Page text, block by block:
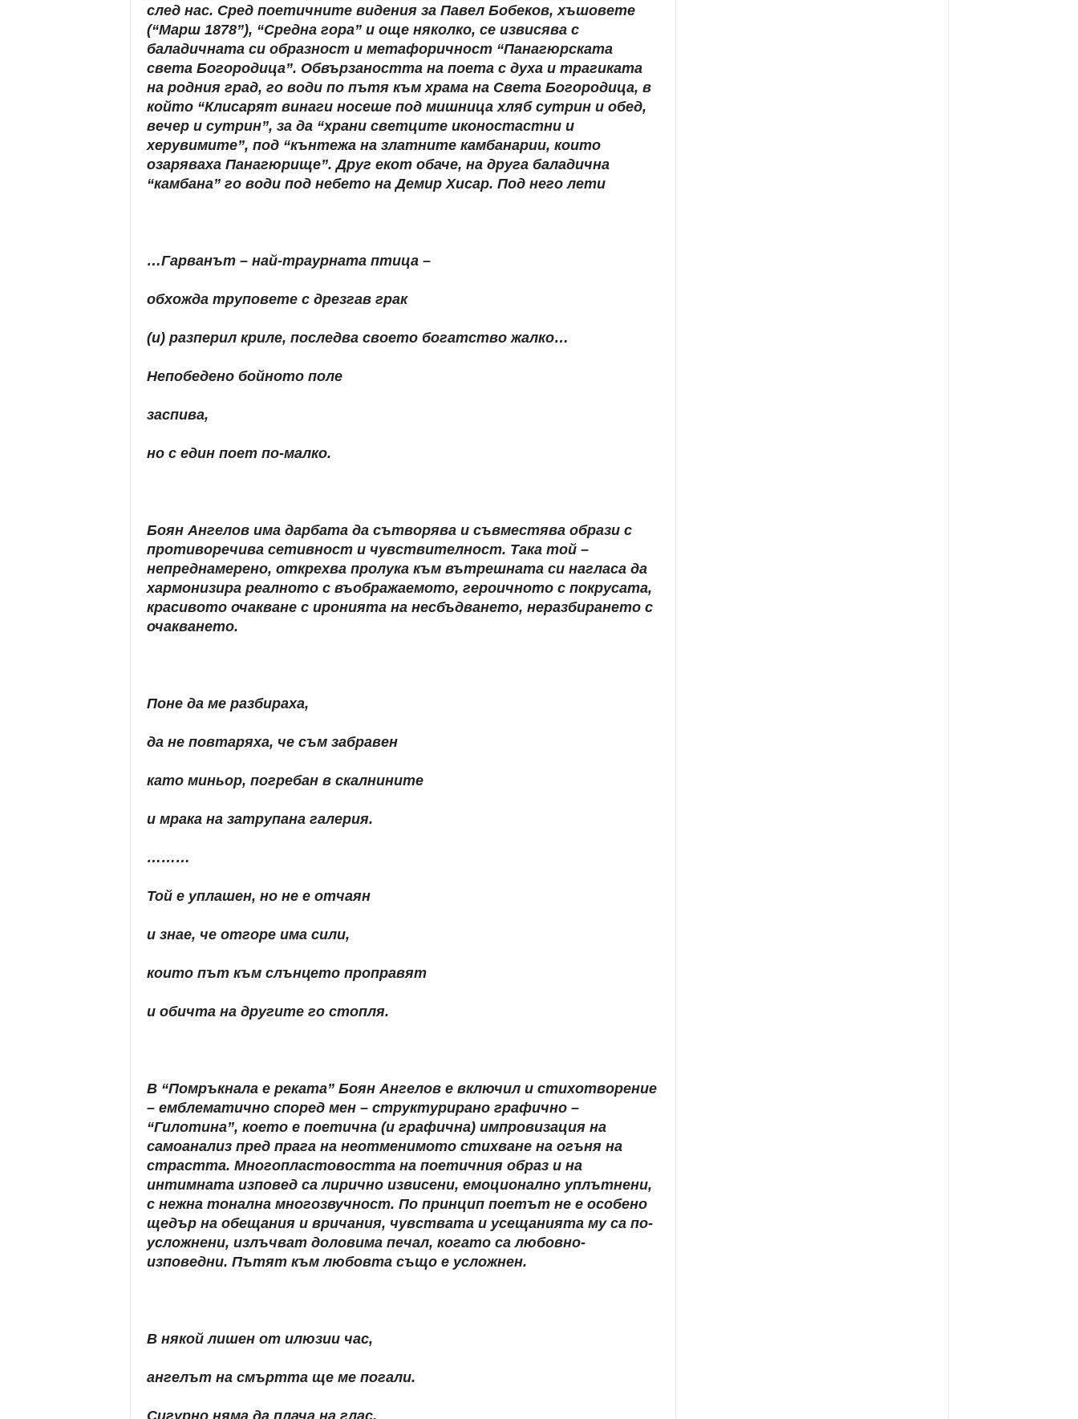
след нас. Сред поетичните видения за Павел Бобеков, хъшовете
(“Марш 1878”), “Средна гора” и още няколко, се извисява с
баладичната си образност и метафоричност “Панагюрската
света Богородица”. Обвързаността на поета с духа и трагиката
на родния град, го води по пътя към храма на Света Богородица, в
който “Клисарят винаги носеше под мишница хляб сутрин и обед,
вечер и сутрин”, за да “храни светците иконостастни и
херувимите”, под “кънтежа на златните камбанарии, които
озаряваха Панагюрище”. Друг екот обаче, на друга баладична
“камбана” го води под небето на Демир Хисар. Под него лети
…Гарванът – най-траурната птица –
обхожда труповете с дрезгав грак
(и) разперил криле, последва своето богатство жалко…
Непобедено бойното поле
заспива,
но с един поет по-малко.
Боян Ангелов има дарбата да сътворява и съвместява образи с
противоречива сетивност и чувствителност. Така той –
непреднамерено, открехва пролука към вътрешната си нагласа да
хармонизира реалното с въображаемото, героичното с покрусата,
красивото очакване с иронията на несбъдването, неразбирането с
очакването.
Поне да ме разбираха,
да не повтаряха, че съм забравен
като миньор, погребан в скалнините
и мрака на затрупана галерия.
………
Той е уплашен, но не е отчаян
и знае, че отгоре има сили,
които път към слънцето проправят
и обичта на другите го стопля.
В “Помръкнала е реката” Боян Ангелов е включил и стихотворение
– емблематично според мен – структурирано графично –
“Гилотина”, което е поетична (и графична) импровизация на
самоанализ пред прага на неотменимото стихване на огъня на
страстта. Многопластовостта на поетичния образ и на
интимната изповед са лирично извисени, емоционално уплътнени,
с нежна тонална многозвучност. По принцип поетът не е особено
щедър на обещания и вричания, чувствата и усещанията му са по-
усложнени, излъчват доловима печал, когато са любовно-
изповедни. Пътят към любовта също е усложнен.
В някой лишен от илюзии час,
ангелът на смъртта ще ме погали.
Сигурно няма да плача на глас,